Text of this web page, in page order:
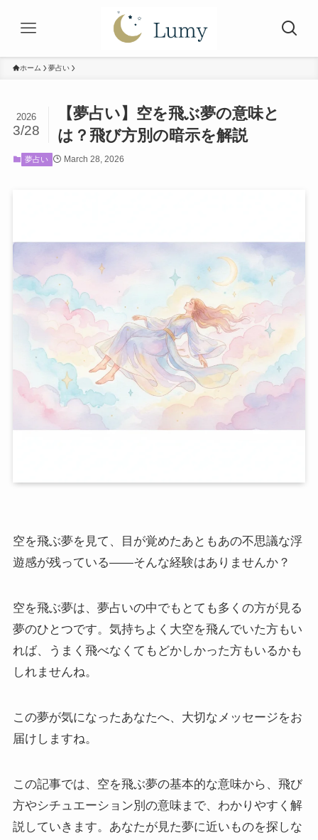
ホーム 夢占い
【夢占い】空を飛ぶ夢の意味と
は？飛び方別の暗示を解説
2026
3/28
夢占い March 28, 2026
空を飛ぶ夢を見て、目が覚めたあともあの不思議な浮
遊感が残っている――そんな経験はありませんか？
空を飛ぶ夢は、夢占いの中でもとても多くの方が見る
夢のひとつです。気持ちよく大空を飛んでいた方もい
れば、うまく飛べなくてもどかしかった方もいるかも
しれませんね。
この夢が気になったあなたへ、大切なメッセージをお
届けしますね。
この記事では、空を飛ぶ夢の基本的な意味から、飛び
方やシチュエーション別の意味まで、わかりやすく解
説していきます。あなたが見た夢に近いものを探しな